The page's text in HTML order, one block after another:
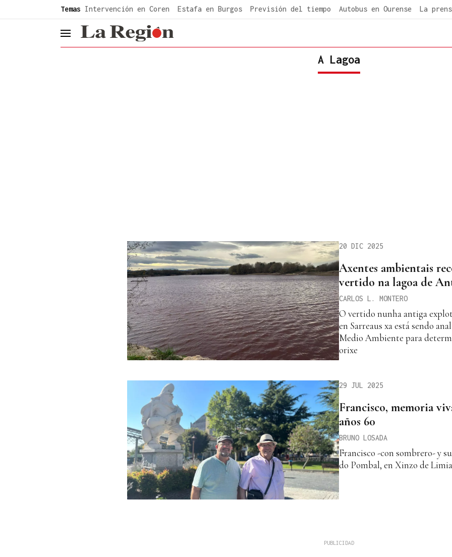
Temas Intervención en Coren Estafa en Burgos Previsión del tiempo Autobus en Ourense La
header.menu.open
A Lagoa
20 DIC 2025
Axentes ambientais
vertido na lagoa de
CARLOS L. MONTERO
O vertido nunha antiga
en Sarreaus xa está sendo
Medio Ambiente para
orixe
29 JUL 2025
Francisco, memoria
años 60
BRUNO LOSADA
Francisco -con sombrero- y
do Pombal, en Xinzo de